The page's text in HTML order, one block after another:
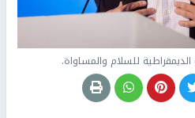
للسلام والمساواة.